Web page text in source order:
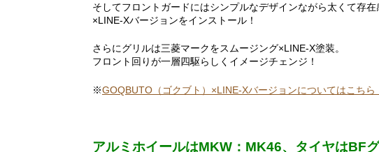
そしてフロントガードにはシンプルなデザインながら太くて存
×LINE-Xバージョンをインストール！
さらにグリルは三菱マークをスムージング×LINE-X塗装。
フロント回りが一層四駆らしくイメージチェンジ！
※GOQBUTO（ゴクブト）×LINE-Xバージョンについてはこちら
アルミホイールはMKW：MK46、タイヤはBF